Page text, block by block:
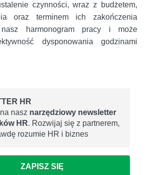
czynności, wraz z budżetem,
oraz terminem ich zakończenia
harmonogram pracy i może
dysponowania godzinami
HR
nasz narzędziowy newsletter
HR. Rozwijaj się z partnerem,
rozumie HR i biznes
ZAPISZ SIĘ